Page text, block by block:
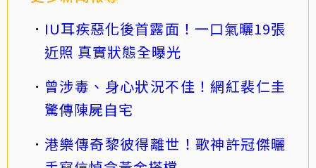
IU耳疾惡化後首露面！一口氣曬19張
近照 真實狀態全曝光
曾涉毒、身心狀況不佳！網紅裴仁圭
驚傳陳屍自宅
港樂傳奇黎彼得離世！歌神許冠傑曬